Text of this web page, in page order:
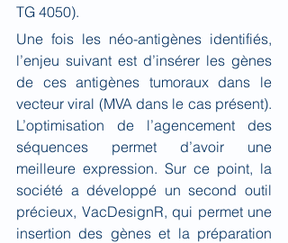
TG 4050).
Une fois les néo-antigènes identifiés,
l’enjeu suivant est d’insérer les gènes
de ces antigènes tumoraux dans le
vecteur viral (MVA dans le cas présent).
L’optimisation de l’agencement des
séquences permet d’avoir une
meilleure expression. Sur ce point, la
société a développé un second outil
précieux, VacDesignR, qui permet une
insertion des gènes et la préparation